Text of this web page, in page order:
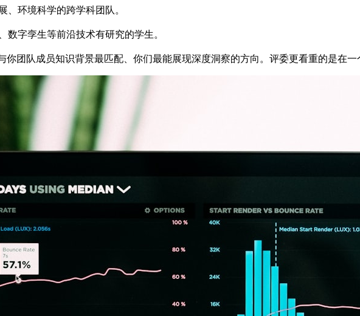
、环境科学的跨学科团队。
数字孪生等前沿技术有研究的学生。
你团队成员知识背景最匹配、你们最能展现深度洞察的方向。评委更看重的是在一